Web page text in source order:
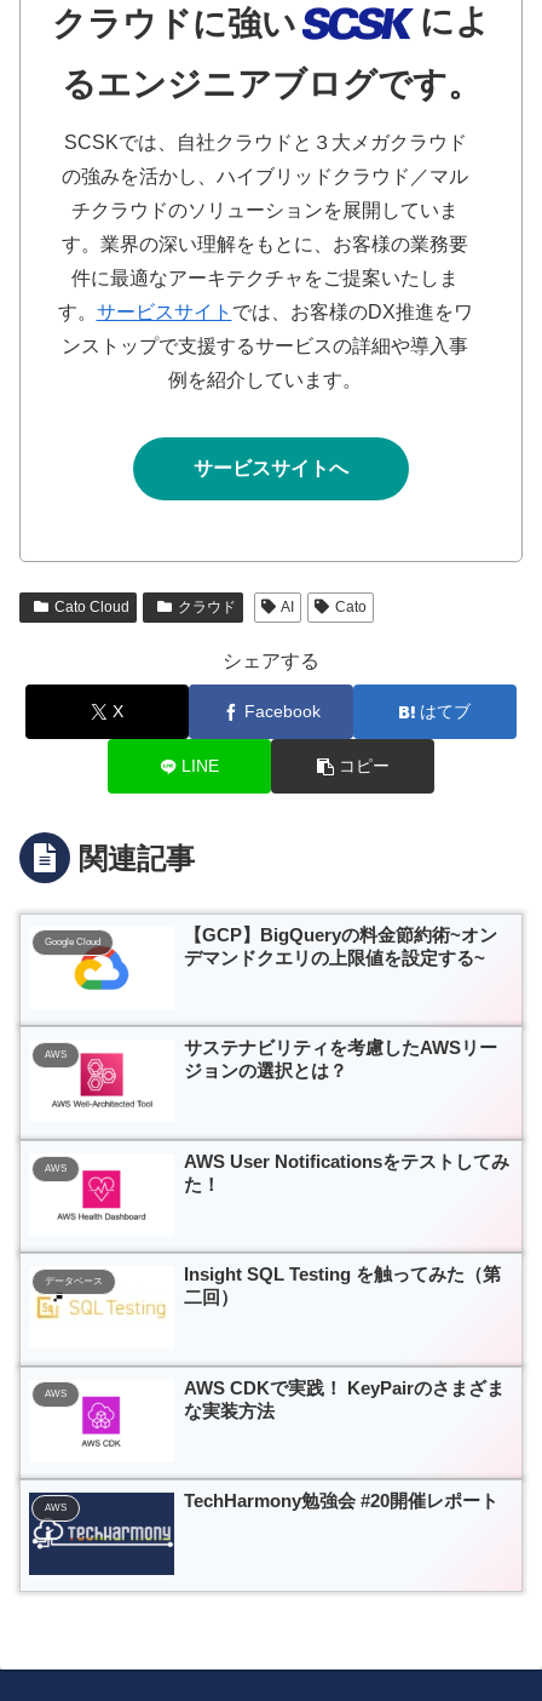
クラウドに強い
によ
るエンジニアブログです。
SCSKでは、自社クラウドと３大メガクラウド
の強みを活かし、ハイブリッドクラウド／マル
チクラウドのソリューションを展開していま
す。業界の深い理解をもとに、お客様の業務要
件に最適なアーキテクチャをご提案いたしま
す。 サービスサイト では、お客様のDX推進をワ
ンストップで支援するサービスの詳細や導入事
例を紹介しています。
サービスサイトへ
Cato Cloud クラウド AI Cato
シェアする
X Facebook はてブ
LINE コピー
関連記事
Google Cloud
【GCP】BigQueryの料金節約術~オン
デマンドクエリの上限値を設定する~
AWS
サステナビリティを考慮したAWSリー
ジョンの選択とは？
AWS
AWS User Notificationsをテストしてみ
た！
データベース
Insight SQL Testing を触ってみた（第
二回）
AWS
AWS CDKで実践！ KeyPairのさまざま
な実装方法
AWS TechHarmony勉強会 #20開催レポート